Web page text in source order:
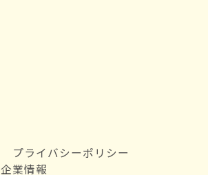
プライバシーポリシー
企業情報